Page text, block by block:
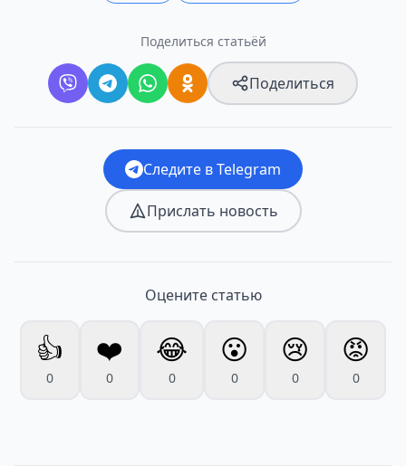
Поделиться статьёй
Поделиться
Следите в Telegram
Прислать новость
Оцените статью
👍
0
❤️
0
😂
0
😮
0
😢
0
😡
0